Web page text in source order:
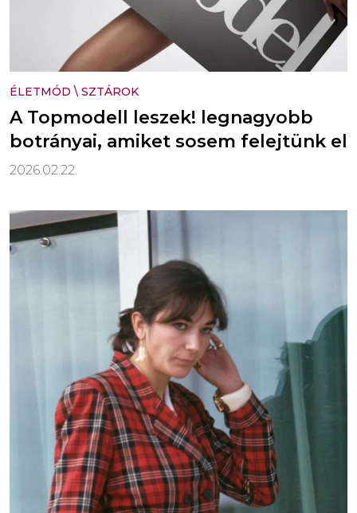
ÉLETMÓD \ SZTÁROK
A Topmodell leszek! legnagyobb
botrányai, amiket sosem felejtünk el
2026.02.22.